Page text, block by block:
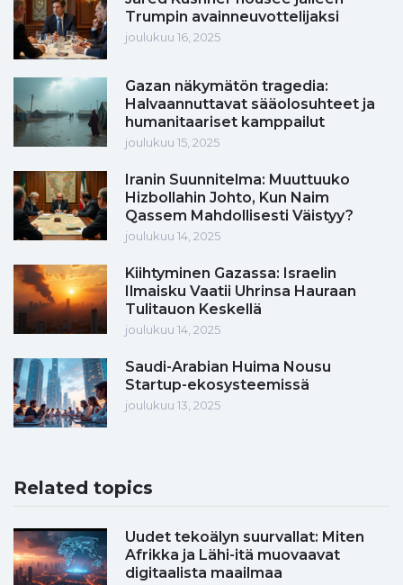
Trumpin avainneuvottelijaksi
joulukuu 16, 2025
Gazan näkymätön tragedia:
Halvaannuttavat sääolosuhteet ja
humanitaariset kamppailut
joulukuu 15, 2025
Iranin Suunnitelma: Muuttuuko
Hizbollahin Johto, Kun Naim
Qassem Mahdollisesti Väistyy?
joulukuu 14, 2025
Kiihtyminen Gazassa: Israelin
Ilmaisku Vaatii Uhrinsa Hauraan
Tulitauon Keskellä
joulukuu 14, 2025
Saudi-Arabian Huima Nousu
Startup-ekosysteemissä
joulukuu 13, 2025
Related topics
Uudet tekoälyn suurvallat: Miten
Afrikka ja Lähi-itä muovaavat
digitaalista maailmaa